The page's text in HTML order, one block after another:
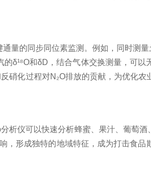
的同步同位素监测。例如，同时测量
δ¹⁸O和δD，结合气体交换测量，可以
硝化过程对N₂O排放的贡献，为优化
仪可以快速分析蜂蜜、果汁、葡萄酒
，形成独特的地域特征，成为打击食品